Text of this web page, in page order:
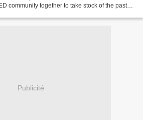
community together to take stock of the past
Publicité